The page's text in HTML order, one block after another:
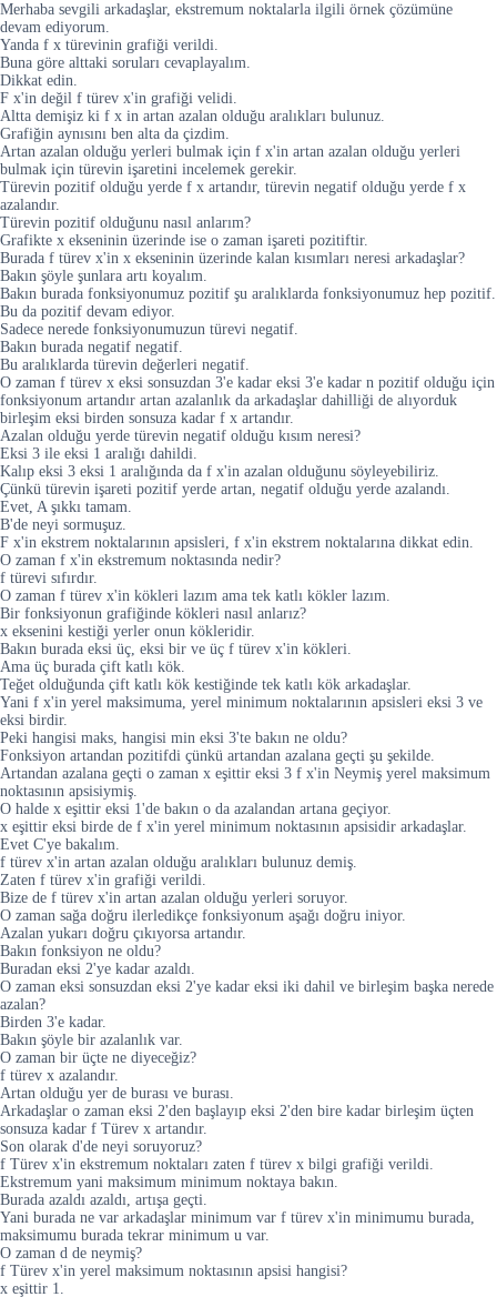
Merhaba sevgili arkadaşlar, ekstremum noktalarla ilgili örnek çözümüne
devam ediyorum.
Yanda f x türevinin grafiği verildi.
Buna göre alttaki soruları cevaplayalım.
Dikkat edin.
F x'in değil f türev x'in grafiği velidi.
Altta demişiz ki f x in artan azalan olduğu aralıkları bulunuz.
Grafiğin aynısını ben alta da çizdim.
Artan azalan olduğu yerleri bulmak için f x'in artan azalan olduğu yerleri
bulmak için türevin işaretini incelemek gerekir.
Türevin pozitif olduğu yerde f x artandır, türevin negatif olduğu yerde f x
azalandır.
Türevin pozitif olduğunu nasıl anlarım?
Grafikte x ekseninin üzerinde ise o zaman işareti pozitiftir.
Burada f türev x'in x ekseninin üzerinde kalan kısımları neresi arkadaşlar?
Bakın şöyle şunlara artı koyalım.
Bakın burada fonksiyonumuz pozitif şu aralıklarda fonksiyonumuz hep pozitif.
Bu da pozitif devam ediyor.
Sadece nerede fonksiyonumuzun türevi negatif.
Bakın burada negatif negatif.
Bu aralıklarda türevin değerleri negatif.
O zaman f türev x eksi sonsuzdan 3'e kadar eksi 3'e kadar n pozitif olduğu için
fonksiyonum artandır artan azalanlık da arkadaşlar dahilliği de alıyorduk
birleşim eksi birden sonsuza kadar f x artandır.
Azalan olduğu yerde türevin negatif olduğu kısım neresi?
Eksi 3 ile eksi 1 aralığı dahildi.
Kalıp eksi 3 eksi 1 aralığında da f x'in azalan olduğunu söyleyebiliriz.
Çünkü türevin işareti pozitif yerde artan, negatif olduğu yerde azalandı.
Evet, A şıkkı tamam.
B'de neyi sormuşuz.
F x'in ekstrem noktalarının apsisleri, f x'in ekstrem noktalarına dikkat edin.
O zaman f x'in ekstremum noktasında nedir?
f türevi sıfırdır.
O zaman f türev x'in kökleri lazım ama tek katlı kökler lazım.
Bir fonksiyonun grafiğinde kökleri nasıl anlarız?
x eksenini kestiği yerler onun kökleridir.
Bakın burada eksi üç, eksi bir ve üç f türev x'in kökleri.
Ama üç burada çift katlı kök.
Teğet olduğunda çift katlı kök kestiğinde tek katlı kök arkadaşlar.
Yani f x'in yerel maksimuma, yerel minimum noktalarının apsisleri eksi 3 ve
eksi birdir.
Peki hangisi maks, hangisi min eksi 3'te bakın ne oldu?
Fonksiyon artandan pozitifdi çünkü artandan azalana geçti şu şekilde.
Artandan azalana geçti o zaman x eşittir eksi 3 f x'in Neymiş yerel maksimum
noktasının apsisiymiş.
O halde x eşittir eksi 1'de bakın o da azalandan artana geçiyor.
x eşittir eksi birde de f x'in yerel minimum noktasının apsisidir arkadaşlar.
Evet C'ye bakalım.
f türev x'in artan azalan olduğu aralıkları bulunuz demiş.
Zaten f türev x'in grafiği verildi.
Bize de f türev x'in artan azalan olduğu yerleri soruyor.
O zaman sağa doğru ilerledikçe fonksiyonum aşağı doğru iniyor.
Azalan yukarı doğru çıkıyorsa artandır.
Bakın fonksiyon ne oldu?
Buradan eksi 2'ye kadar azaldı.
O zaman eksi sonsuzdan eksi 2'ye kadar eksi iki dahil ve birleşim başka nerede
azalan?
Birden 3'e kadar.
Bakın şöyle bir azalanlık var.
O zaman bir üçte ne diyeceğiz?
f türev x azalandır.
Artan olduğu yer de burası ve burası.
Arkadaşlar o zaman eksi 2'den başlayıp eksi 2'den bire kadar birleşim üçten
sonsuza kadar f Türev x artandır.
Son olarak d'de neyi soruyoruz?
f Türev x'in ekstremum noktaları zaten f türev x bilgi grafiği verildi.
Ekstremum yani maksimum minimum noktaya bakın.
Burada azaldı azaldı, artışa geçti.
Yani burada ne var arkadaşlar minimum var f türev x'in minimumu burada,
maksimumu burada tekrar minimum u var.
O zaman d de neymiş?
f Türev x'in yerel maksimum noktasının apsisi hangisi?
x eşittir 1.